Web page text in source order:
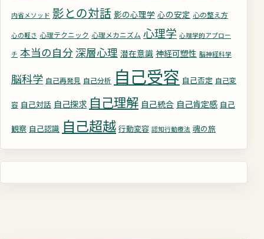
内省メソッド 影との対話 影の心理学 心の安定 心の整え方
心の軽さ 心理テクニック 心理メカニズム 心理学 心理学的アプロー
チ 本当の自分 深層心理 潜在意識 神経可塑性 脳神経科学
脳科学 自己再発見 自己分析 自己受容 自己否定 自己変
容 自己対話 自己探求 自己理解 自己統合 自己肯定感 自己
観察 自己認識 自己超越 行動変容 認知行動療法 魂の旅